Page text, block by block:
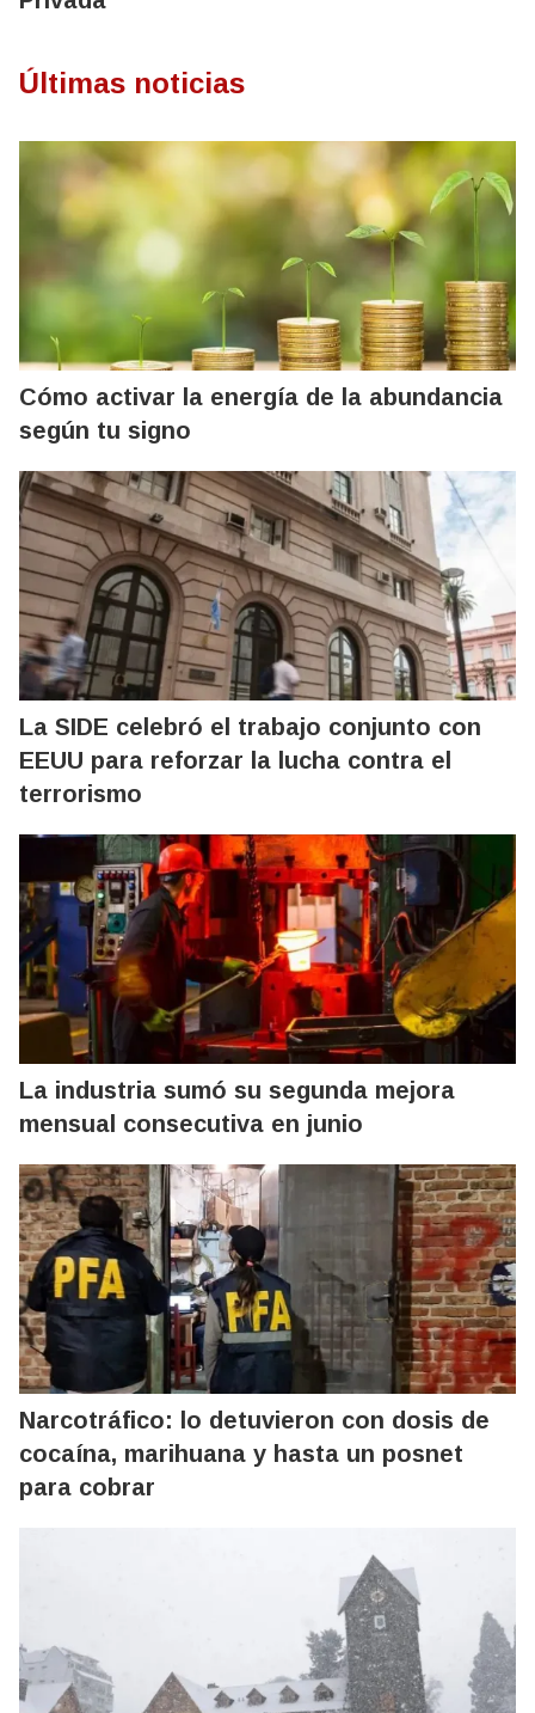
Últimas noticias
Cómo activar la energía de la abundancia
según tu signo
La SIDE celebró el trabajo conjunto con
EEUU para reforzar la lucha contra el
terrorismo
La industria sumó su segunda mejora
mensual consecutiva en junio
Narcotráfico: lo detuvieron con dosis de
cocaína, marihuana y hasta un posnet
para cobrar